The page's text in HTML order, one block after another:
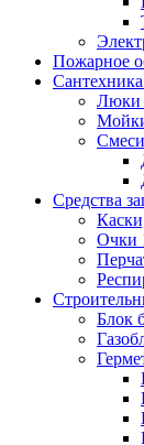
Пожарное
Сантехника
Люки
Средства
Очки
Блок